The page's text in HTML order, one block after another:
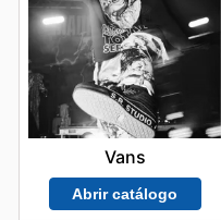
Vans
Abrir catálogo